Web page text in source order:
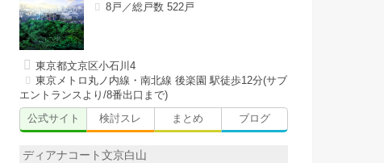
8戸／総戸数 522戸
東京都文京区小石川4
東京メトロ丸ノ内線・南北線 後楽園 駅徒歩12分(サブ
エントランスより/8番出口まで)
公式サイト
検討スレ まとめ ブログ
ディアナコート文京白山